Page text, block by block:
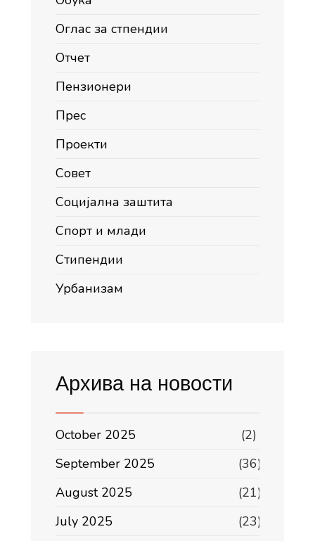
Оглас за стпендии
Отчет
Пензионери
Прес
Проекти
Совет
Социјална заштита
Спорт и млади
Стипендии
Урбанизам
Архива на новости
October 2025
(2)
September 2025
(36)
August 2025
(21)
July 2025
(23)